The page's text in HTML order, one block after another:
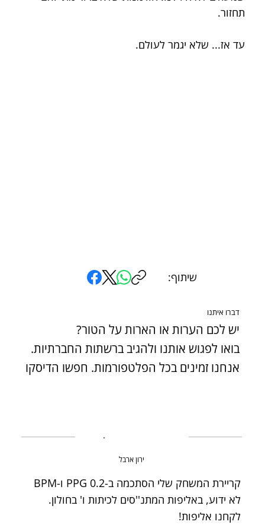
תחזור.
עד אז... שלא יגמר לעולם.
שיתוף:
דברו איתנו
יש לכם הערות או הארות על הטור?
בואו לפגוש אותנו ולהגיב ברשתות החברתיות.
אנחנו זמינים בכל הפלטפורמות. חפשו הדיסקו
ירון ארבל
קריירת המשחק שלי הסתכמה ב-0.2 PPG ו-BPM
לא ידוע, באליפות המתנ''סים לכיתות ו' בחולון.
לקחנו אליפות!